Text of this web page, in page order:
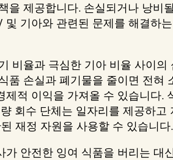
을 제공합니다. 손실되거나 낭비
기아와 관련된 문제를 해결하
비율과 극심한 기아 비율 사이
품 손실과 폐기물을 줄이면 전혀
적 이익을 가져올 수 있습니다.
회수 단체는 일자리를 제공하
재정 자원을 사용할 수 있습니다.
가 안전한 잉여 식품을 버리는 대